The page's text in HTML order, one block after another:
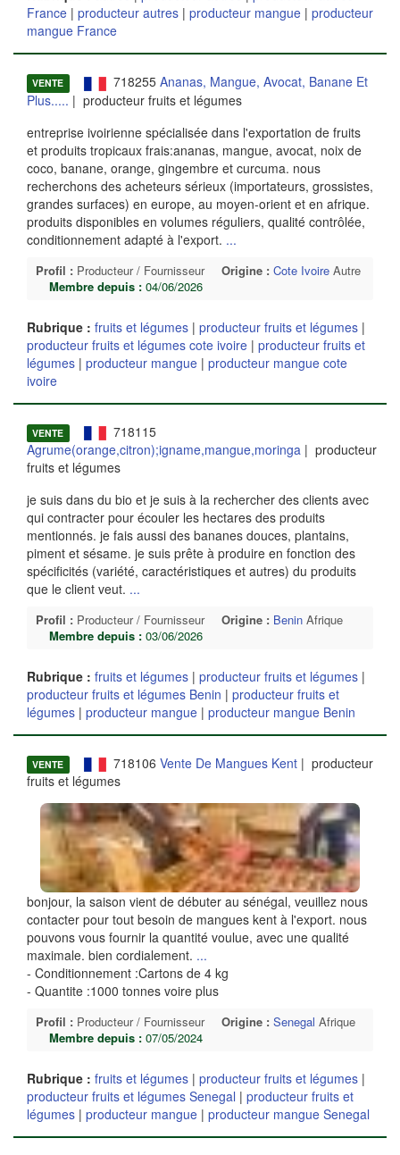
France | producteur autres | producteur mangue | producteur
mangue France
VENTE 718255 Ananas, Mangue, Avocat, Banane Et
Plus..... | producteur fruits et légumes
entreprise ivoirienne spécialisée dans l'exportation de fruits
et produits tropicaux frais:ananas, mangue, avocat, noix de
coco, banane, orange, gingembre et curcuma. nous
recherchons des acheteurs sérieux (importateurs, grossistes,
grandes surfaces) en europe, au moyen-orient et en afrique.
produits disponibles en volumes réguliers, qualité contrôlée,
conditionnement adapté à l'export. ...
Profil : Producteur / Fournisseur Origine : Cote Ivoire Autre
Membre depuis : 04/06/2026
Rubrique : fruits et légumes | producteur fruits et légumes |
producteur fruits et légumes cote ivoire | producteur fruits et
légumes | producteur mangue | producteur mangue cote
ivoire
VENTE
718115
Agrume(orange,citron);igname,mangue,moringa | producteur
fruits et légumes
je suis dans du bio et je suis à la rechercher des clients avec
qui contracter pour écouler les hectares des produits
mentionnés. je fais aussi des bananes douces, plantains,
piment et sésame. je suis prête à produire en fonction des
spécificités (variété, caractéristiques et autres) du produits
que le client veut. ...
Profil : Producteur / Fournisseur Origine : Benin Afrique
Membre depuis : 03/06/2026
Rubrique : fruits et légumes | producteur fruits et légumes |
producteur fruits et légumes Benin | producteur fruits et
légumes | producteur mangue | producteur mangue Benin
VENTE 718106 Vente De Mangues Kent| producteur
fruits et légumes
bonjour, la saison vient de débuter au sénégal, veuillez nous
contacter pour tout besoin de mangues kent à l'export. nous
pouvons vous fournir la quantité voulue, avec une qualité
maximale. bien cordialement. ...
- Conditionnement :Cartons de 4 kg
- Quantite :1000 tonnes voire plus
Profil : Producteur / Fournisseur Origine : Senegal Afrique
Membre depuis : 07/05/2024
Rubrique : fruits et légumes | producteur fruits et légumes |
producteur fruits et légumes Senegal | producteur fruits et
légumes | producteur mangue | producteur mangue Senegal